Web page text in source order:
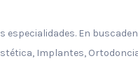
especialidades. En
Implantes,